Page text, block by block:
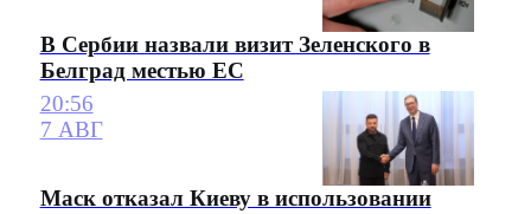
В Сербии назвали визит Зеленского в
Белград местью ЕС
20:56
7 АВГ
Маск отказал Киеву в использовании